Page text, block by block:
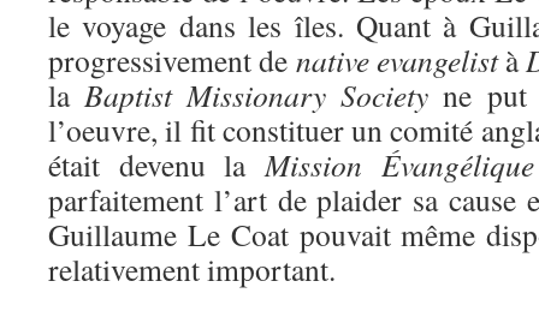
le voyage dans les îles. Quant à
progressivement de native evangelistà
laBaptistMissionary Society ne
l’oeuvre, il fit constituer un comité
était devenu laMission
parfaitement l’art de plaider sa cause
Guillaume Le Coat pouvait même
relativement important.